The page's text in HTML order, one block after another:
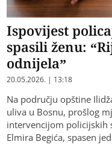
Ispovijest
spasili ženu:
odnijela”
20.05.2026. | 13:18
Na području opštine
uliva u Bosnu, prošlog
intervencijom policijskih
Elmira Begića, spasen